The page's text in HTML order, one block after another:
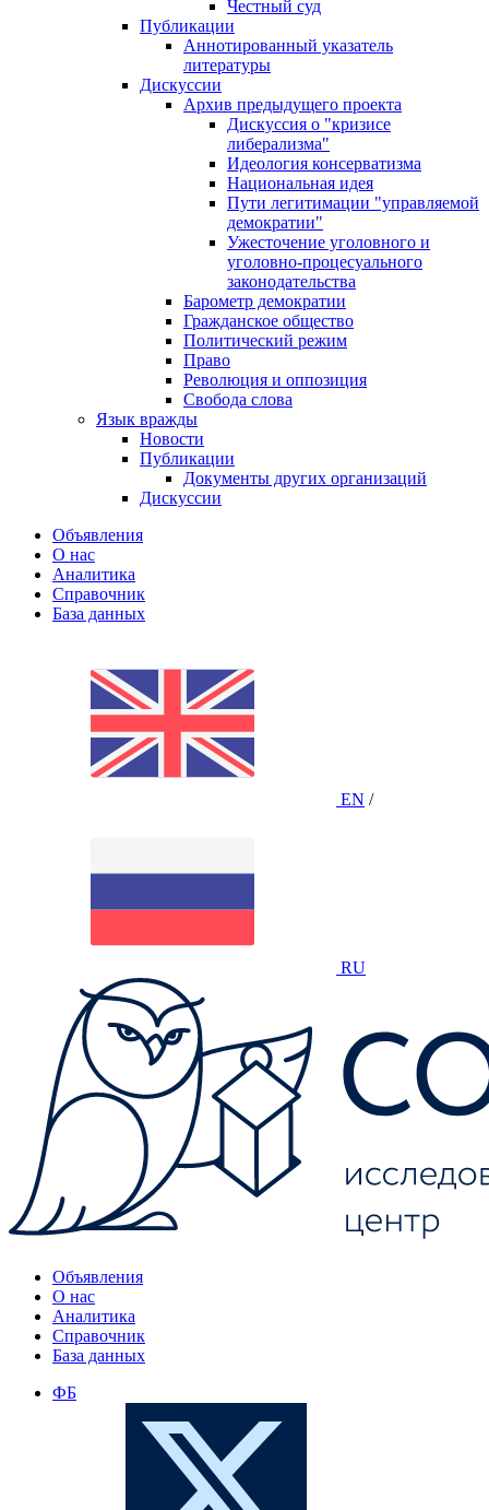
Честный суд
Публикации
Аннотированный указатель
литературы
Дискуссии
Архив предыдущего проекта
Дискуссия о "кризисе
либерализма"
Идеология консерватизма
Национальная идея
Пути легитимации "управляемой
демократии"
Ужесточение уголовного и
уголовно-процесуального
законодательства
Барометр демократии
Гражданское общество
Политический режим
Право
Революция и оппозиция
Свобода слова
Язык вражды
Новости
Публикации
Документы других организаций
Дискуссии
Объявления
О нас
Аналитика
Справочник
База данных
EN /
RU
Объявления
О нас
Аналитика
Справочник
База данных
ФБ